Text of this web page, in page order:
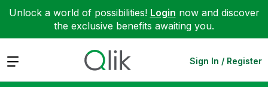
Unlock a world of possibilities! Login now and discover
the exclusive benefits awaiting you.
Expand Sign In / Register